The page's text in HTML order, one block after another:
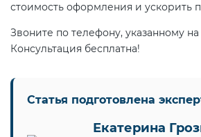
стоимость оформления и ускорить
Звоните по телефону, указанному на
Консультация бесплатна!
Статья подготовлена
Екатерина